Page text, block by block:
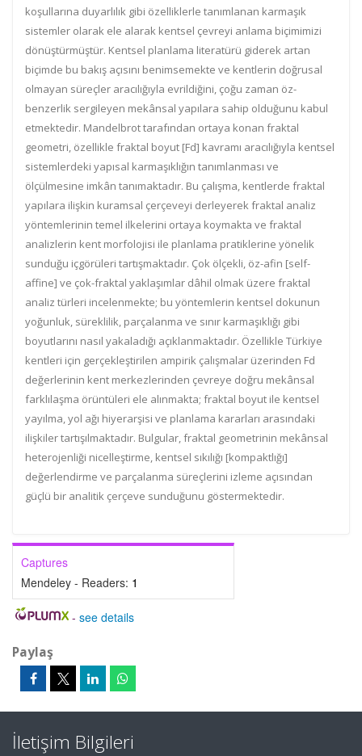
koşullarına duyarlılık gibi özelliklerle tanımlanan karmaşık
sistemler olarak ele alarak kentsel çevreyi anlama biçimimizi
dönüştürmüştür. Kentsel planlama literatürü giderek artan
biçimde bu bakış açısını benimsemekte ve kentlerin doğrusal
olmayan süreçler aracılığıyla evrildiğini, çoğu zaman öz-
benzerlik sergileyen mekânsal yapılara sahip olduğunu kabul
etmektedir. Mandelbrot tarafından ortaya konan fraktal
geometri, özellikle fraktal boyut [Fd] kavramı aracılığıyla kentsel
sistemlerdeki yapısal karmaşıklığın tanımlanması ve
ölçülmesine imkân tanımaktadır. Bu çalışma, kentlerde fraktal
yapılara ilişkin kuramsal çerçeveyi derleyerek fraktal analiz
yöntemlerinin temel ilkelerini ortaya koymakta ve fraktal
analizlerin kent morfolojisi ile planlama pratiklerine yönelik
sunduğu içgörüleri tartışmaktadır. Çok ölçekli, öz-afin [self-
affine] ve çok-fraktal yaklaşımlar dâhil olmak üzere fraktal
analiz türleri incelenmekte; bu yöntemlerin kentsel dokunun
yoğunluk, süreklilik, parçalanma ve sınır karmaşıklığı gibi
boyutlarını nasıl yakaladığı açıklanmaktadır. Özellikle Türkiye
kentleri için gerçekleştirilen ampirik çalışmalar üzerinden Fd
değerlerinin kent merkezlerinden çevreye doğru mekânsal
farklılaşma örüntüleri ele alınmakta; fraktal boyut ile kentsel
yayılma, yol ağı hiyerarşisi ve planlama kararları arasındaki
ilişkiler tartışılmaktadır. Bulgular, fraktal geometrinin mekânsal
heterojenliği nicelleştirme, kentsel sıkılığı [kompaktlığı]
değerlendirme ve parçalanma süreçlerini izleme açısından
güçlü bir analitik çerçeve sunduğunu göstermektedir.
Captures
Mendeley - Readers: 1
- see details
Paylaş
İletişim Bilgileri